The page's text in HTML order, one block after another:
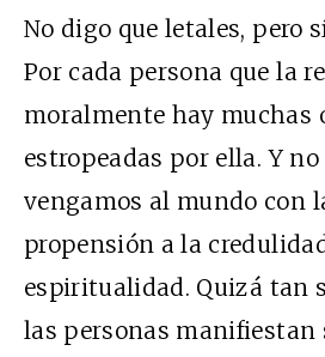
No digo que letales, pero
Por cada persona que la
moralmente hay muchas
estropeadas por ella. Y
vengamos al mundo con
propensión a la
espiritualidad. Quizá tan
las personas manifiestan